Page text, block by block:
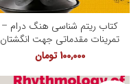
کتاب ریتم شناسی هنگ درام –
تمرینات مقدماتی جهت انگشتان
100,000 تومان